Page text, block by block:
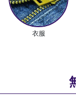
衣服